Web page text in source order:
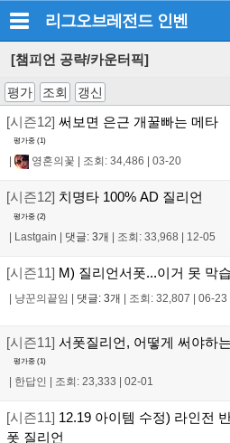
리그오브레전드 인벤
[챔피언 공략/카운터픽]
평가 조회 갱신
[시즌12] 써보면 은근 개꿀빠는 메타
평가중 (1)
영혼의꽃 조회: 34,486 03-20
[시즌12] 치명타 100% AD 질리언
평가중 (2)
| Lastgain | 댓글: 3개 | 조회: 33,968 | 12-05
[시즌11] M) 질리언서폿...이거 못 막
| 냥꾼의끝임 | 댓글: 3개 | 조회: 32,807 | 06-23
[시즌11] 서폿질리언, 어떻게 써야하
평가중 (1)
한답인 조회: 23,333 02-01
[시즌11] 12.19 아이템 수정) 라인전
폿 질리언